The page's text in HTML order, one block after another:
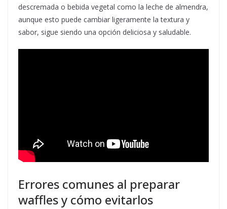
descremada o bebida vegetal como la leche de almendra,
aunque esto puede cambiar ligeramente la textura y
sabor, sigue siendo una opción deliciosa y saludable.
Errores comunes al preparar
waffles y cómo evitarlos